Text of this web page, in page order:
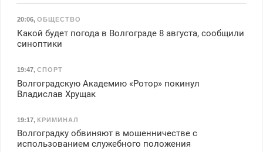
20:06, ОБЩЕСТВО
Какой будет погода в Волгограде 8 августа, сообщили
синоптики
19:47, СПОРТ
Волгоградскую Академию «Ротор» покинул
Владислав Хрущак
19:17, КРИМИНАЛ
Волгоградку обвиняют в мошенничестве с
использованием служебного положения